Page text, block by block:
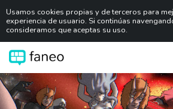
Usamos cookies propias y de terceros para
experiencia de usuario. Si continúas
consideramos que aceptas su uso.